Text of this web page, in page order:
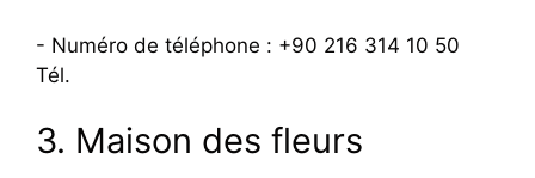
- Numéro de téléphone : +90 216 314 10 50
Tél.
3. Maison des fleurs